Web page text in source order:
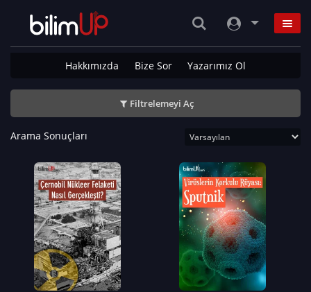
Hakkımızda Bize Sor Yazarımız Ol
Filtrelemeyi Aç
Arama Sonuçları